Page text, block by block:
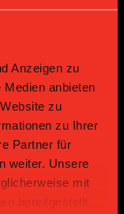
Anzeigen zu
anbieten
zu
zu Ihrer
Partner für
weiter. Unsere
mit
bereitgestellt